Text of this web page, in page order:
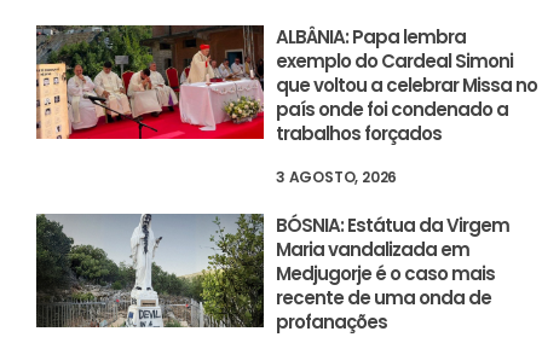
ALBÂNIA: Papa lembra
exemplo do Cardeal Simoni
que voltou a celebrar Missa no
país onde foi condenado a
trabalhos forçados
3 AGOSTO, 2026
BÓSNIA: Estátua da Virgem
Maria vandalizada em
Medjugorje é o caso mais
recente de uma onda de
profanações